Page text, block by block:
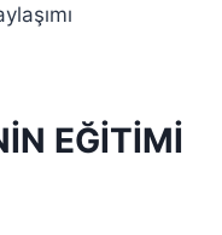
EĞİTİMİ